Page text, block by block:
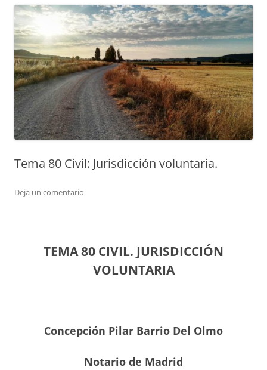
Tema 80 Civil: Jurisdicción voluntaria.
Deja un comentario
TEMA 80 CIVIL. JURISDICCIÓN
VOLUNTARIA
Concepción Pilar Barrio Del Olmo
Notario de Madrid